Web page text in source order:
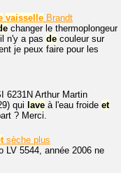
vaisselle Brandt
changer le thermoplongeur
n'y a pas de couleur sur
je peux faire pour les
6231N Arthur Martin
qui lave à l'eau froide et
? Merci.
sèche plus
LV 5544, année 2006 ne